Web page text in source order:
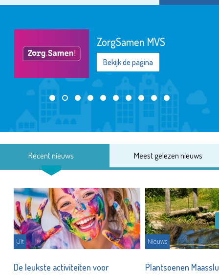
ZorgSamen MVS
Bekijk de pagina
Recent nieuws Meest gelezen nieuws
Uit
De leukste activiteiten voor
Nieuws
Plantsoenen